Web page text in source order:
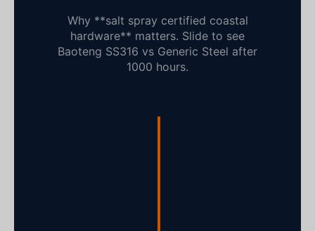
Why **salt spray certified coastal
hardware** matters. Slide to see
Baoteng SS316 vs Generic Steel after
1000 hours.